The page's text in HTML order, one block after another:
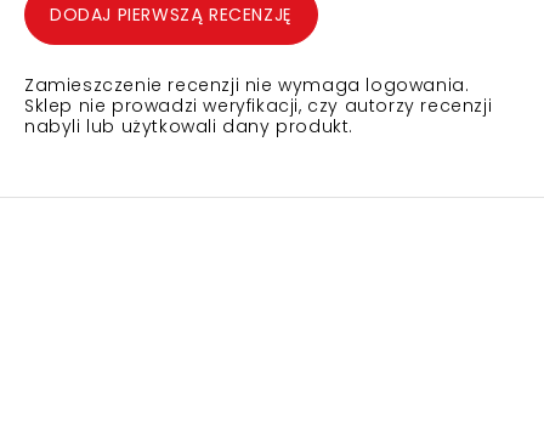
DODAJ PIERWSZĄ RECENZJĘ
Zamieszczenie recenzji nie wymaga logowania.
Sklep nie prowadzi weryfikacji, czy autorzy recenzji
nabyli lub użytkowali dany produkt.